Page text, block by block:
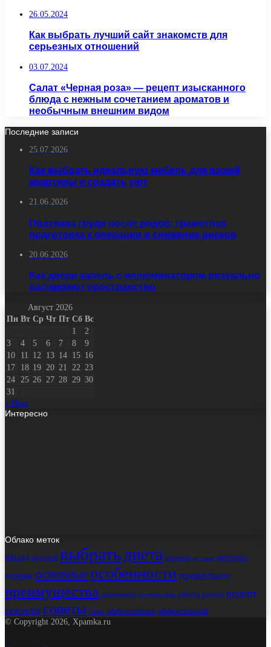
26.05.2024
Как выбрать лучший сайт знакомств для
серьезных отношений
03.07.2024
Салат «Черная роза» — рецепт изысканного
блюда с нежным сочетанием ароматов и
необычным внешним видом
Последние записи
25.07.2026
Как выбрать идеальную мебель для вашей
квартиры и создать уют
21.06.2026
Подтяжка груди после родов: грамотная
подготовка к операции и снижение рисков
20.06.2026
Как двери капель с иллюминатором визуально
расширяют пространство
Август 2026
Пн Вт Ср Чт Пт Сб Вс
1
2
3
4 5 6 7 8
9
10
11 12 13 14 15 16
17
18 19 20 21 22 23
24
25 26 27 28 29 30
31
« Июл
Интересно
Облако меток
виды вкусный выбратьдиета игровой лучшие методы
модные основные особенности правильно
преимущества применение путешествие работы ремонт рецепт
секреты советы стиль эффективные эффективный
© Copyright 2026, Xpamka.ru